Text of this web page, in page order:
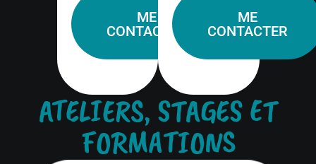
ME
CONTACTER
ME
CONTACTER
ATELIERS, STAGES ET
FORMATIONS